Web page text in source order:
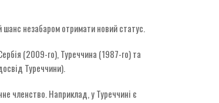
незабаром отримати новий статус.
(2009-го), Туреччина (1987-го) та
Туреччини).
членство. Наприклад, у Туреччині є